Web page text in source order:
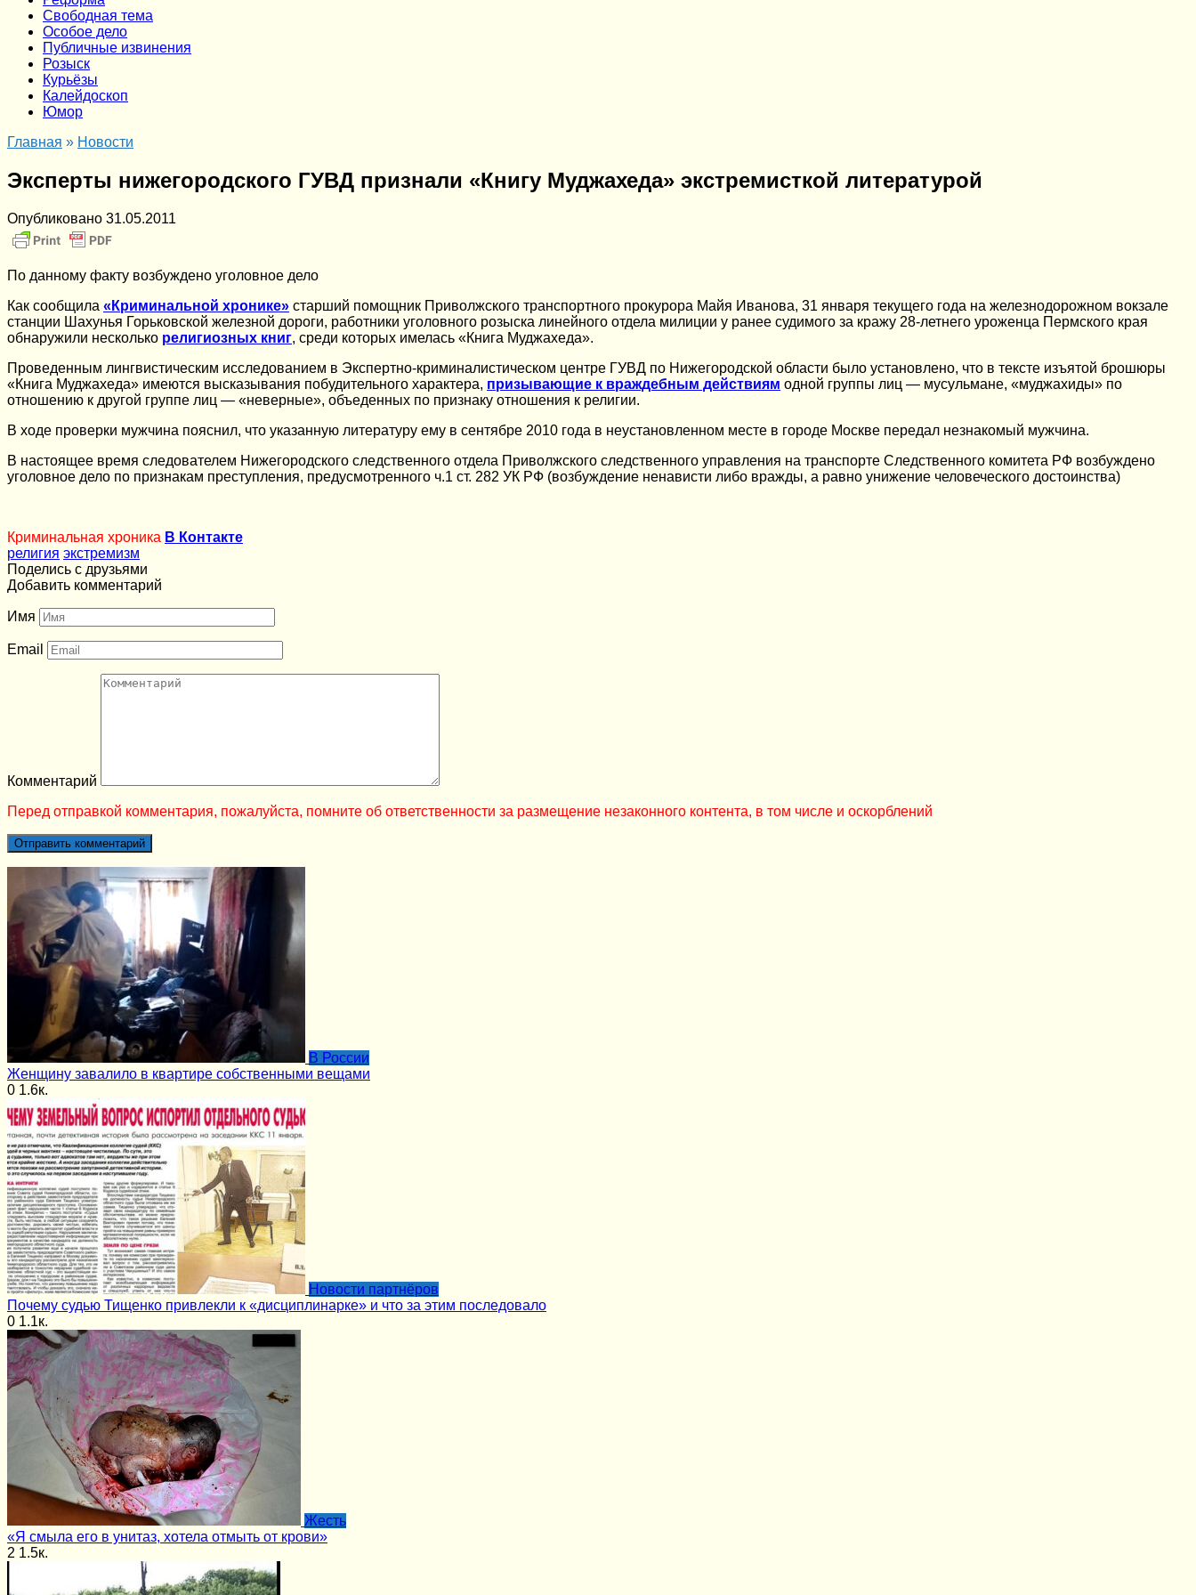
Cвободная тема
Особое дело
Публичные извинения
Розыск
Курьёзы
Калейдоскоп
Юмор
Главная » Новости
Эксперты нижегородского ГУВД признали «Книгу Муджахеда» экстремисткой литературой
Опубликовано 31.05.2011
По данному факту возбуждено уголовное дело
Как сообщила «Криминальной хронике» старший помощник Приволжского транспортного прокурора Майя Иванова, 31 января текущего года на железнодорожном вокзале
станции Шахунья Горьковской железной дороги, работники уголовного розыска линейного отдела милиции у ранее судимого за кражу 28-летнего уроженца Пермского края
обнаружили несколько религиозных книг, среди которых имелась «Книга Муджахеда».
Проведенным лингвистическим исследованием в Экспертно-криминалистическом центре ГУВД по Нижегородской области было установлено, что в тексте изъятой брошюры
«Книга Муджахеда» имеются высказывания побудительного характера, призывающие к враждебным действиям одной группы лиц — мусульмане, «муджахиды» по
отношению к другой группе лиц — «неверные», объеденных по признаку отношения к религии.
В ходе проверки мужчина пояснил, что указанную литературу ему в сентябре 2010 года в неустановленном месте в городе Москве передал незнакомый мужчина.
В настоящее время следователем Нижегородского следственного отдела Приволжского следственного управления на транспорте Следственного комитета РФ возбуждено
уголовное дело по признакам преступления, предусмотренного ч.1 ст. 282 УК РФ (возбуждение ненависти либо вражды, а равно унижение человеческого достоинства)
Криминальная хроника В Контакте
религия экстремизм
Поделись с друзьями
Добавить комментарий
Имя
Email
Комментарий
Перед отправкой комментария, пожалуйста, помните об ответственности за размещение незаконного контента, в том числе и оскорблений
В России
Женщину завалило в квартире собственными вещами
0 1.6к.
Новости партнёров
Почему судью Тищенко привлекли к «дисциплинарке» и что за этим последовало
0 1.1к.
Жесть
«Я смыла его в унитаз, хотела отмыть от крови»
2 1.5к.